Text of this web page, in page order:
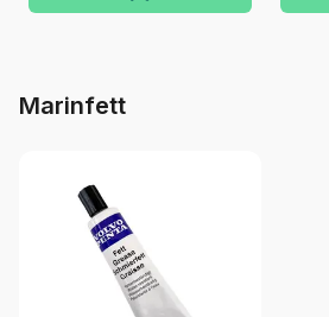
Marinfett